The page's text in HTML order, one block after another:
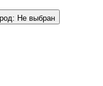
Не выбран